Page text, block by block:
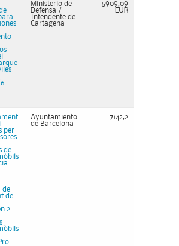
Ministerio de
Defensa /
Intendente de
Cartagena
5909,09
EUR
per
de
de
de
2
Ayuntamiento
de Barcelona
7142,2